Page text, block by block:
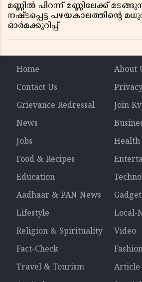
മണ്ണിൽ പിറന്ന് മണ്ണിലേക്ക്
നഷ്ടപ്പെട്ട പഴയകാലത്തിൻ്റെ
ഓർമക്കുറിപ്പ്
Home
About
Contact Us
Grievance Redressal
Join
News
Jobs
Health
Food & Recipes
Education
Aadhaar & PAN News
Lifestyle
Local-
Religion & Spirituality
Video
Fact-Check
Travel & Tourism
Article